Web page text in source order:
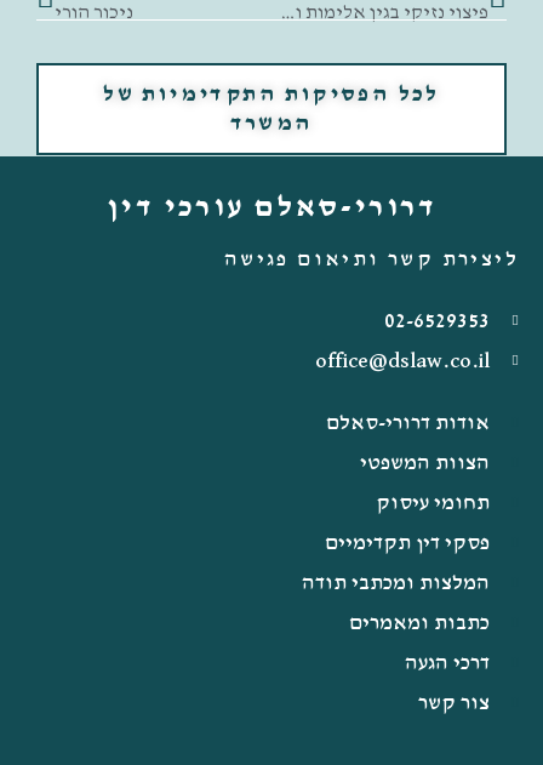
פיצוי נזיקי בגין אלימות והתעללות קשה
ניכור הורי
לכל הפסיקות התקדימיות של
המשרד
דרורי-סאלם עורכי דין
ליצירת קשר ותיאום פגישה
02-6529353
office@dslaw.co.il
אודות דרורי-סאלם
הצוות המשפטי
תחומי עיסוק
פסקי דין תקדימיים
המלצות ומכתבי תודה
כתבות ומאמרים
דרכי הגעה
צור קשר